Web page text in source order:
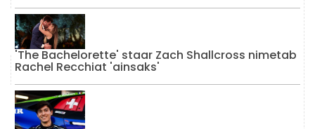
'The Bachelorette' staar Zach Shallcross nimetab
Rachel Recchiat 'ainsaks'